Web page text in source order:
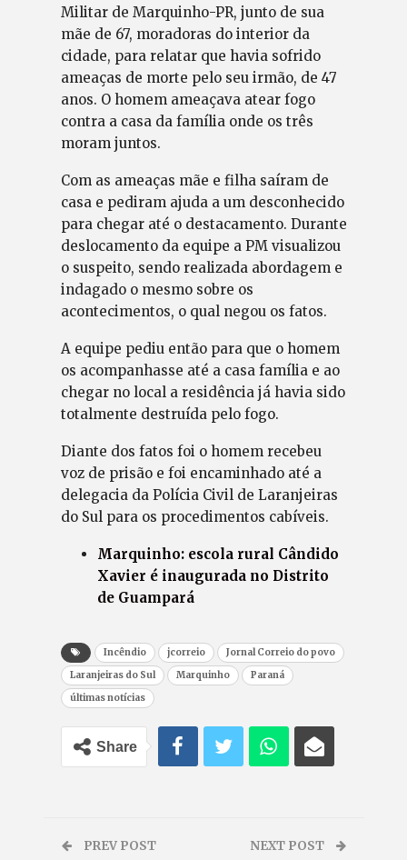
Militar de Marquinho-PR, junto de sua
mãe de 67, moradoras do interior da
cidade, para relatar que havia sofrido
ameaças de morte pelo seu irmão, de 47
anos. O homem ameaçava atear fogo
contra a casa da família onde os três
moram juntos.
Com as ameaças mãe e filha saíram de
casa e pediram ajuda a um desconhecido
para chegar até o destacamento. Durante
deslocamento da equipe a PM visualizou
o suspeito, sendo realizada abordagem e
indagado o mesmo sobre os
acontecimentos, o qual negou os fatos.
A equipe pediu então para que o homem
os acompanhasse até a casa família e ao
chegar no local a residência já havia sido
totalmente destruída pelo fogo.
Diante dos fatos foi o homem recebeu
voz de prisão e foi encaminhado até a
delegacia da Polícia Civil de Laranjeiras
do Sul para os procedimentos cabíveis.
Marquinho: escola rural Cândido
Xavier é inaugurada no Distrito
de Guampará
Incêndio jcorreio
Jornal Correio do povo
Laranjeiras do Sul
Marquinho
Paraná
últimas notícias
Share
PREV POST NEXT POST